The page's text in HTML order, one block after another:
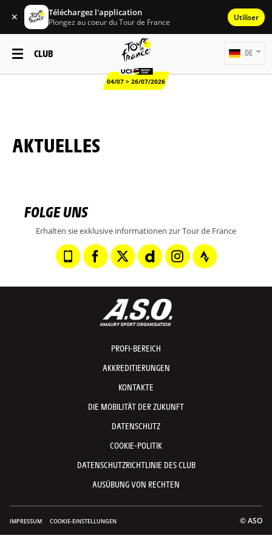
✕ Téléchargez l'application
Plongez au coeur du Tour de France Utiliser
CLUB
04/07 > 26/07/2026
DE
AKTUELLES
FOLGE UNS
Erhalten sie exklusive informationen zur Tour de France
PROFI-BEREICH
AKKREDITIERUNGEN
KONTAKTE
DIE MOBILITÄT DER ZUKUNFT
DATENSCHUTZ
COOKIE-POLITIK
DATENSCHUTZRICHTLINIE DES CLUB
AUSÜBUNG VON RECHTEN
IMPRESSUM COOKIE-EINSTELLUNGEN © ASO